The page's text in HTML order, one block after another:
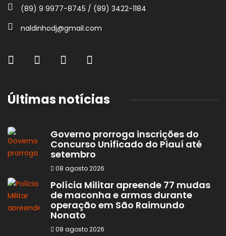
(89) 9 9977-8745 / (89) 3422-1184
naldinhodj@gmail.com
Últimas notícias
Governo prorroga inscrições do
Concurso Unificado do Piauí até
setembro
08 agosto 2026
Polícia Militar apreende 77 mudas
de maconha e armas durante
operação em São Raimundo
Nonato
08 agosto 2026